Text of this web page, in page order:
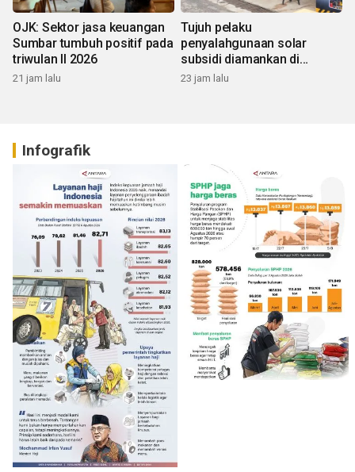
OJK: Sektor jasa keuangan
Sumbar tumbuh positif pada
triwulan II 2026
21 jam lalu
Tujuh pelaku
penyalahgunaan solar
subsidi diamankan di
Sumbar
23 jam lalu
Infografik